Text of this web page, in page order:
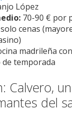
López
70-90 € por
solo cenas
madrileña
temporada
Calvero,
del